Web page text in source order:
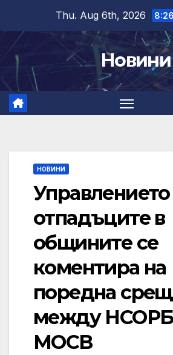
content
Thu. Aug 6th, 2026
Новини
НОВИНИ
отпадъците в
общините се
коментира на
поредна
между
МОСВ